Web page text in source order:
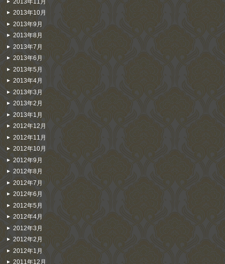
2013年10月
2013年9月
2013年8月
2013年7月
2013年6月
2013年5月
2013年4月
2013年3月
2013年2月
2013年1月
2012年12月
2012年11月
2012年10月
2012年9月
2012年8月
2012年7月
2012年6月
2012年5月
2012年4月
2012年3月
2012年2月
2012年1月
2011年12月